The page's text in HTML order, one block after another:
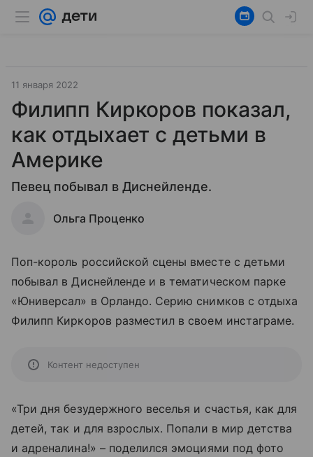
11 января 2022
Филипп Киркоров показал,
как отдыхает с детьми в
Америке
Певец побывал в Диснейленде.
Ольга Проценко
Поп-король российской сцены вместе с детьми
побывал в Диснейленде и в тематическом парке
«Юниверсал» в Орландо. Серию снимков с отдыха
Филипп Киркоров разместил в своем инстаграме.
Контент недоступен
«Три дня безудержного веселья и счастья, как для
детей, так и для взрослых. Попали в мир детства
и адреналина!» – поделился эмоциями под фото